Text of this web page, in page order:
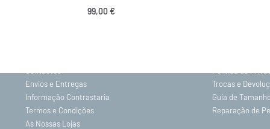
99,00€
Envios e Entregas
Trocas e
Informação Contrastaria
Guia de
Termos e Condições
Reparação de
As Nossas Lojas